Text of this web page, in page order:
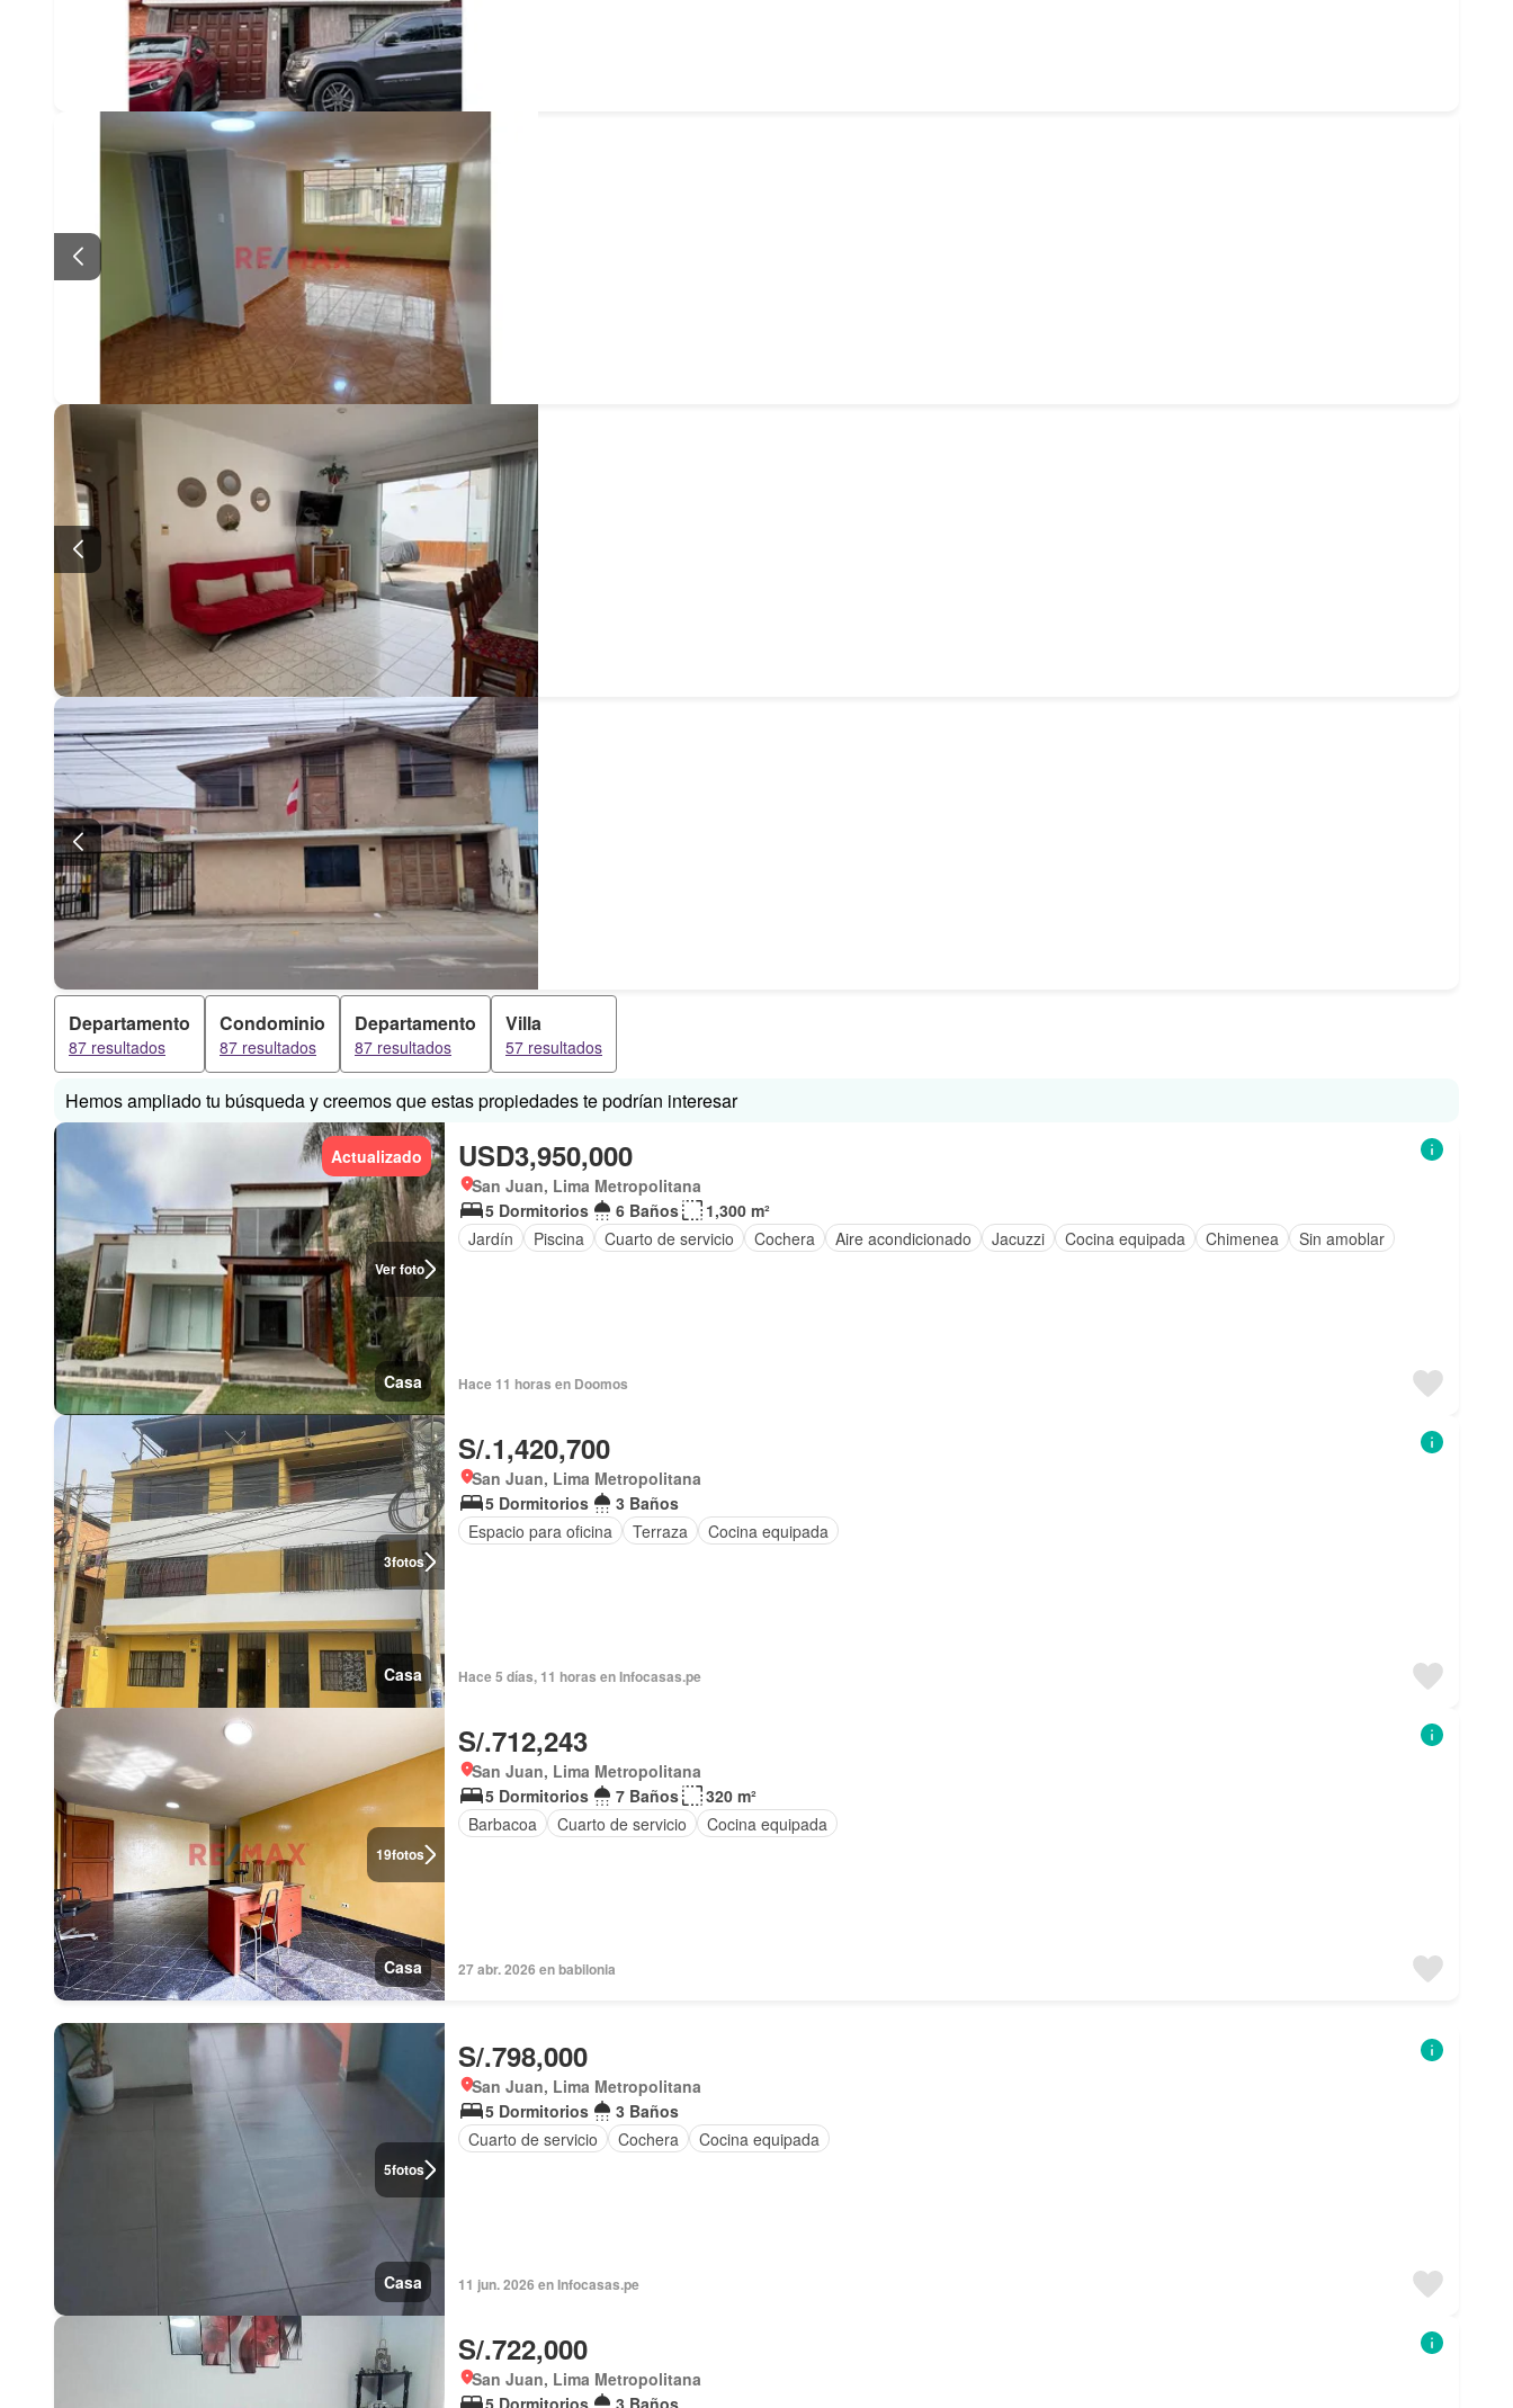
Departamento
87 resultados
Condominio
87 resultados
Departamento
87 resultados
Villa
57 resultados
Hemos ampliado tu búsqueda y creemos que estas propiedades te podrían interesar
Ver foto
Actualizado
Casa
USD3,950,000
San Juan, Lima Metropolitana
5 Dormitorios
6 Baños
1,300 m²
Jardín
Piscina Cuarto de servicio Cochera Aire acondicionado Jacuzzi Cocina equipada Chimenea Sin amoblar
Hace 11 horas en Doomos
3fotos
Casa
S/.1,420,700
San Juan, Lima Metropolitana
5 Dormitorios
3 Baños
Espacio para oficina
Terraza Cocina equipada
Hace 5 días, 11 horas en Infocasas.pe
19fotos
Casa
S/.712,243
San Juan, Lima Metropolitana
5 Dormitorios
7 Baños
320 m²
Barbacoa
Cuarto de servicio Cocina equipada
27 abr. 2026 en babilonia
5fotos
Casa
S/.798,000
San Juan, Lima Metropolitana
5 Dormitorios
3 Baños
Cuarto de servicio
Cochera Cocina equipada
11 jun. 2026 en Infocasas.pe
S/.722,000
San Juan, Lima Metropolitana
5 Dormitorios
3 Baños